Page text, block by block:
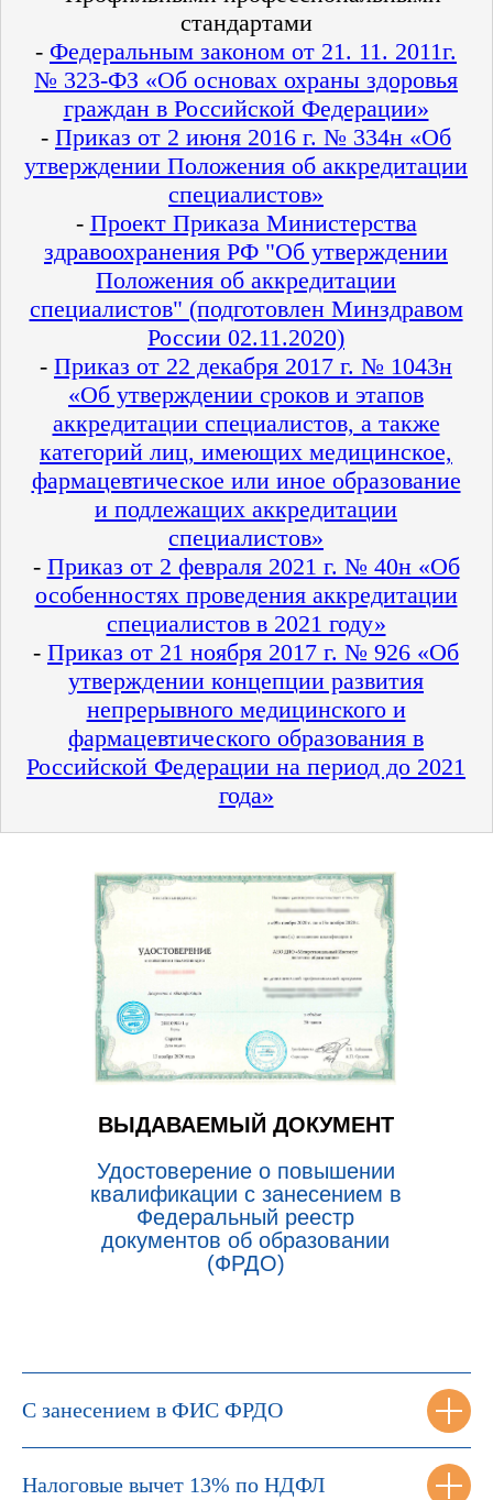
стандартами
- Федеральным законом от 21. 11. 2011г.
№ 323-ФЗ «Об основах охраны здоровья
граждан в Российской Федерации»
- Приказ от 2 июня 2016 г. № 334н «Об
утверждении Положения об аккредитации
специалистов»
- Проект Приказа Министерства
здравоохранения РФ "Об утверждении
Положения об аккредитации
специалистов" (подготовлен Минздравом
России 02.11.2020)
- Приказ от 22 декабря 2017 г. № 1043н
«Об утверждении сроков и этапов
аккредитации специалистов, а также
категорий лиц, имеющих медицинское,
фармацевтическое или иное образование
и подлежащих аккредитации
специалистов»
- Приказ от 2 февраля 2021 г. № 40н «Об
особенностях проведения аккредитации
специалистов в 2021 году»
- Приказ от 21 ноября 2017 г. № 926 «Об
утверждении концепции развития
непрерывного медицинского и
фармацевтического образования в
Российской Федерации на период до 2021
года»
ВЫДАВАЕМЫЙ ДОКУМЕНТ
Удостоверение о повышении
квалификации с занесением в
Федеральный реестр
документов об образовании
(ФРДО)
С занесением в ФИС ФРДО
Налоговые вычет 13% по НДФЛ